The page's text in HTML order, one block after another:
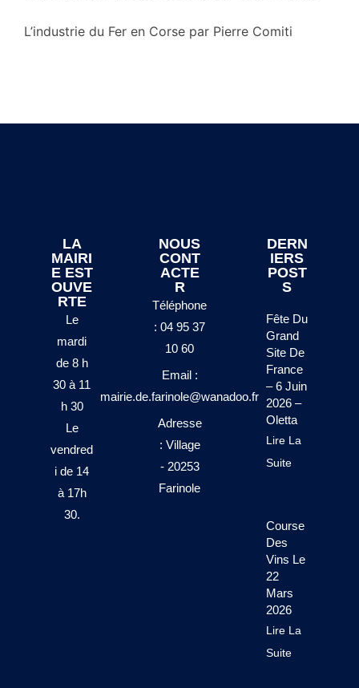
L’industrie du Fer en Corse par Pierre Comiti
LA
MAIRI
E EST
OUVE
RTE
Le
mardi
de 8 h
30 à 11
h 30
Le
vendred
i de 14
à 17h
30.
NOUS
CONT
ACTE
R
Téléphone
: 04 95 37
10 60
Email :
mairie.de.farinole@wanadoo.fr
Adresse
: Village
- 20253
Farinole
DERN
IERS
POST
S
Fête Du
Grand
Site De
France
– 6 Juin
2026 –
Oletta
Lire La
Suite
Course
Des
Vins Le
22
Mars
2026
Lire La
Suite